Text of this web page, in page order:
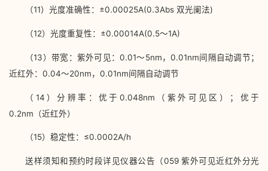
（11）光度准确性：±0.00025A(0.3Abs 双光阑法)
（12）光度重复性：±0.00014A(0.5～1A)
（13）带宽：紫外可见：0.01～5nm，0.01nm间隔自动调节；
近红外：0.04～20nm，0.01nm间隔自动调节
（14）分辨率：优于0.048nm（紫外可见区）；优于
0.2nm（近红外）
（15）稳定性：≤0.0002A/h
送样须知和预约时段详见仪器公告（059 紫外可见近红外分光